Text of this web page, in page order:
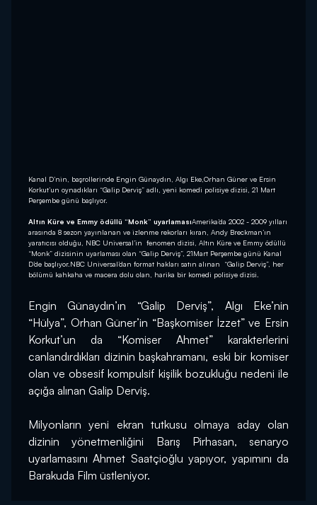
Kanal D’nin, başrollerinde Engin Günaydın, Algı Eke,Orhan Güner ve Ersin
Korkut’un oynadıkları “Galip Derviş” adlı, yeni komedi polisiye dizisi, 21 Mart
Perşembe günü başlıyor.
Altın Küre ve Emmy ödüllü “Monk” uyarlamasıAmerika’da 2002 - 2009 yılları
arasında 8 sezon yayınlanan ve izlenme rekorları kıran, Andy Breckman’ın
yaratıcısı olduğu, NBC Universal’in fenomen dizisi, Altın Küre ve Emmy ödüllü
“Monk” dizisinin uyarlaması olan “Galip Derviş”, 21Mart Perşembe günü Kanal
D’de başlıyor.NBC Universal’dan format hakları satın alınan “Galip Derviş”, her
bölümü kahkaha ve macera dolu olan, harika bir komedi polisiye dizisi.
Engin Günaydın’ın “Galip Derviş”, Algı Eke’nin
“Hülya”, Orhan Güner’in “Başkomiser İzzet” ve Ersin
Korkut’un da “Komiser Ahmet” karakterlerini
canlandırdıkları dizinin başkahramanı, eski bir komiser
olan ve obsesif kompulsif kişilik bozukluğu nedeni ile
açığa alınan Galip Derviş.
Milyonların yeni ekran tutkusu olmaya aday olan
dizinin yönetmenliğini Barış Pirhasan, senaryo
uyarlamasını Ahmet Saatçioğlu yapıyor, yapımını da
Barakuda Film üstleniyor.